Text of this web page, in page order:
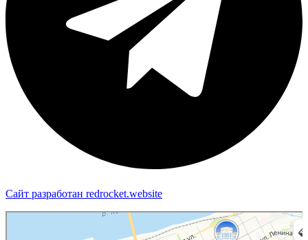
Сайт разработан redrocket.website
Пермь
Яндекс Карты — транспорт, навигация, поиск мест